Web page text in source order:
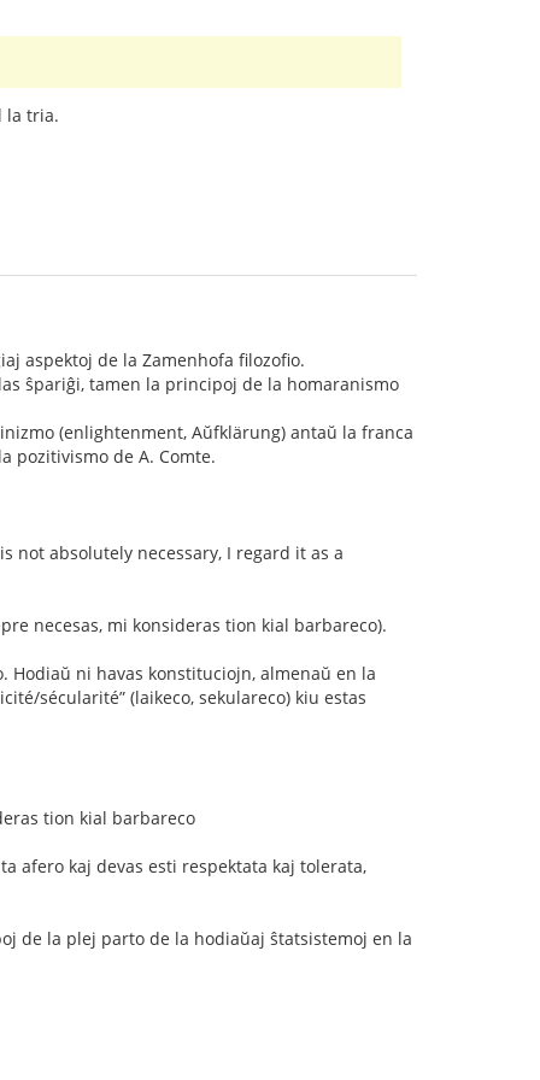
la tria.
aspektoj de la Zamenhofa filozofio.
ŝpariĝi, tamen la principoj de la homaranismo
(enlightenment, Aŭfklärung) antaŭ la franca
pozitivismo de A. Comte.
not absolutely necessary, I regard it as a
necesas, mi konsideras tion kial barbareco).
Hodiaŭ ni havas konstituciojn, almenaŭ en la
sécularité” (laikeco, sekulareco) kiu estas
tion kial barbareco
afero kaj devas esti respektata kaj tolerata,
de la plej parto de la hodiaŭaj ŝtatsistemoj en la